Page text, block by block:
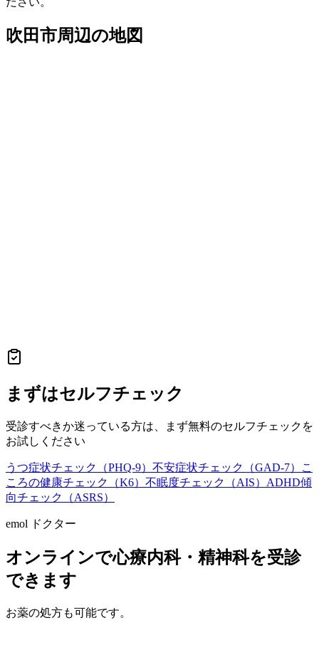
吹田市周辺の地図
まずはセルフチェック
受診すべきか迷っている方は、まず無料のセルフチェックを
お試しください
うつ症状チェック（PHQ-9） 不安症状チェック（GAD-7）
こ
ころの健康チェック（K6） 不眠度チェック（AIS） ADHD傾
向チェック（ASRS）
emol ドクター
オンラインで心療内科・精神科を受診
できます
お薬の処方も可能です。